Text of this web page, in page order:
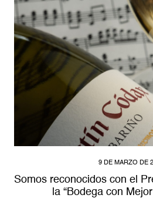
9 DE MARZO DE
Somos reconocidos con el
la “Bodega con